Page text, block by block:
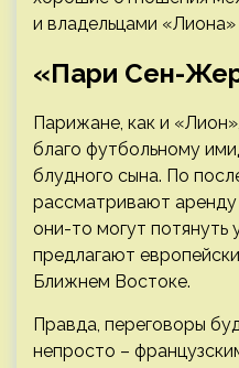
и владельцами
«Пари Сен-
Парижане, как и
благо футбольному
блудного сына. По
рассматривают аренду
они-то могут потянуть
предлагают
Ближнем Востоке.
Правда, переговоры
непросто –